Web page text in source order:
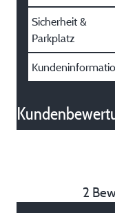
Sicherheit &
Parkplatz
2